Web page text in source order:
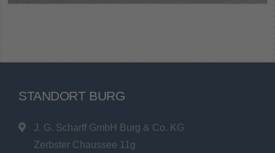
STANDORT BURG
J. G. Scharff GmbH Burg & Co. KG
Zerbster Chaussee 11g